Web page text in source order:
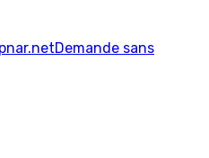
Demande sans